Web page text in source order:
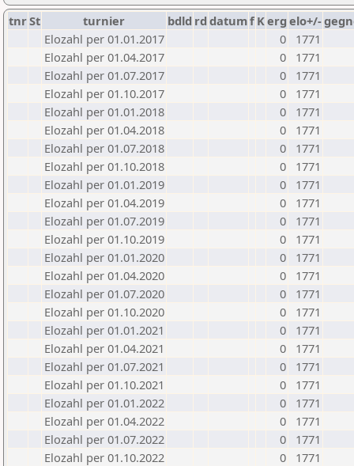
tnrSt turnier bdld rd datumf Kerg elo+/-
Elozahl per 01.01.2017
0
1771
Elozahl per 01.04.2017
0
1771
Elozahl per 01.07.2017
0
1771
Elozahl per 01.10.2017
0
1771
Elozahl per 01.01.2018
0
1771
Elozahl per 01.04.2018
0
1771
Elozahl per 01.07.2018
0
1771
Elozahl per 01.10.2018
0
1771
Elozahl per 01.01.2019
0
1771
Elozahl per 01.04.2019
0
1771
Elozahl per 01.07.2019
0
1771
Elozahl per 01.10.2019
0
1771
Elozahl per 01.01.2020
0
1771
Elozahl per 01.04.2020
0
1771
Elozahl per 01.07.2020
0
1771
Elozahl per 01.10.2020
0
1771
Elozahl per 01.01.2021
0
1771
Elozahl per 01.04.2021
0
1771
Elozahl per 01.07.2021
0
1771
Elozahl per 01.10.2021
0
1771
Elozahl per 01.01.2022
0
1771
Elozahl per 01.04.2022
0
1771
Elozahl per 01.07.2022
0
1771
Elozahl per 01.10.2022
0
1771